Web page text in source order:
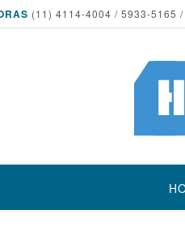
(11) 4114-4004 / 5933-5165